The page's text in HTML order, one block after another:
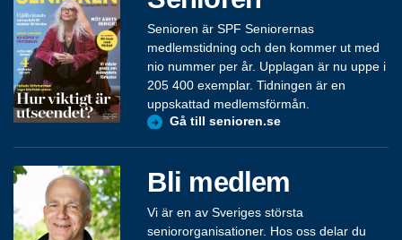
Senioren är SPF Seniorernas
medlemstidning och den kommer ut med
nio nummer per år. Upplagan är nu uppe i
205 400 exemplar. Tidningen är en
uppskattad medlemsförmån.
Gå till senioren.se
Bli medlem
Vi är en av Sveriges största
seniororganisationer. Hos oss delar du